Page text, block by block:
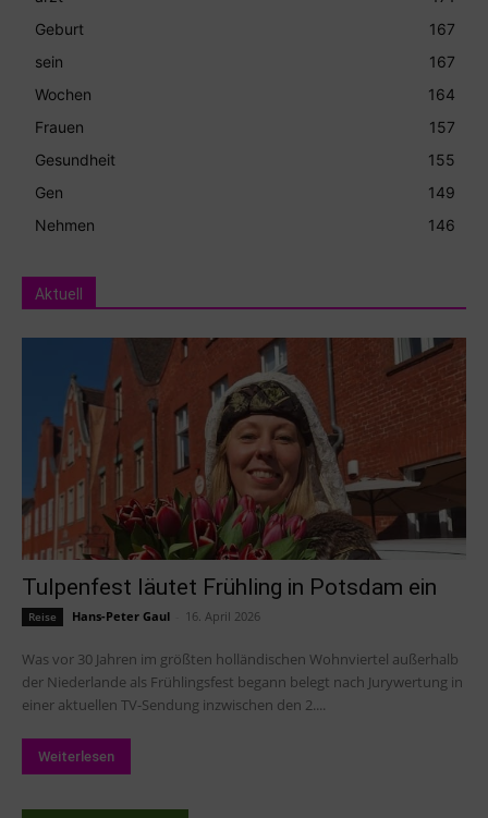
Geburt
167
sein
167
Wochen
164
Frauen
157
Gesundheit
155
Gen
149
Nehmen
146
Aktuell
Tulpenfest läutet Frühling in Potsdam ein
Reise Hans-Peter Gaul 16. April 2026
Was vor 30 Jahren im größten holländischen Wohnviertel außerhalb
der Niederlande als Frühlingsfest begann belegt nach Jurywertung in
einer aktuellen TV-Sendung inzwischen den 2....
Weiterlesen